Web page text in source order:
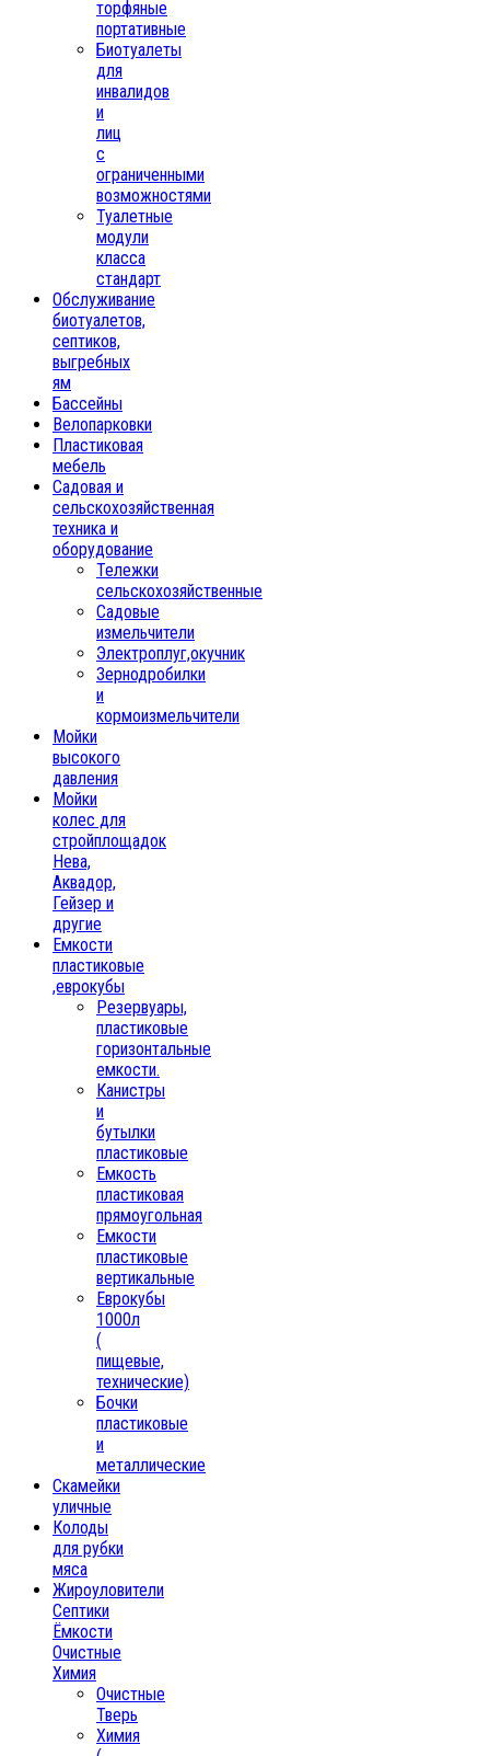
торфяные
портативные
Биотуалеты
для
инвалидов
и
лиц
с
ограниченными
возможностями
Туалетные
модули
класса
стандарт
Обслуживание
биотуалетов,
септиков,
выгребных
ям
Бассейны
Велопарковки
Пластиковая
мебель
Садовая и
сельскохозяйственная
техника и
оборудование
Тележки
сельскохозяйственные
Садовые
измельчители
Электроплуг,окучник
Зернодробилки
и
кормоизмельчители
Мойки
высокого
давления
Мойки
колес для
стройплощадок
Нева,
Аквадор,
Гейзер и
другие
Емкости
пластиковые
,еврокубы
Резервуары,
пластиковые
горизонтальные
емкости.
Канистры
и
бутылки
пластиковые
Емкость
пластиковая
прямоугольная
Емкости
пластиковые
вертикальные
Еврокубы
1000л
(
пищевые,
технические)
Бочки
пластиковые
и
металлические
Скамейки
уличные
Колоды
для рубки
мяса
Жироуловители
Септики
Ёмкости
Очистные
Химия
Очистные
Тверь
Химия